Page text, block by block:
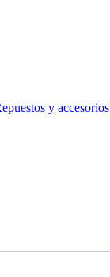
y accesorios